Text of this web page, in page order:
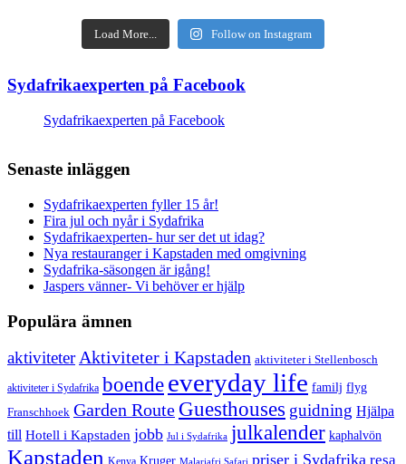
Load More... Follow on Instagram
Sydafrikaexperten på Facebook
Sydafrikaexperten på Facebook
Senaste inläggen
Sydafrikaexperten fyller 15 år!
Fira jul och nyår i Sydafrika
Sydafrikaexperten- hur ser det ut idag?
Nya restauranger i Kapstaden med omgivning
Sydafrika-säsongen är igång!
Jaspers vänner- Vi behöver er hjälp
Populära ämnen
aktiviteterAktiviteter i Kapstaden aktiviteter i Stellenbosch
aktiviteter i Sydafrika boende everyday life familj flyg
Franschhoek Garden Route Guesthouses guidning Hjälpa
till Hotell i Kapstaden jobb Jul i Sydafrika julkalender kaphalvön
Kapstaden Kruger Malariafri Safari priser i Sydafrika resa